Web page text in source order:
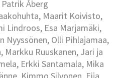
Åberg
Maarit Koivisto,
Lindroos, Esa Marjamäki,
Nyyssönen, Olli Pihlajamaa,
Markku Ruuskanen, Jari ja
Erkki Santamala, Mika